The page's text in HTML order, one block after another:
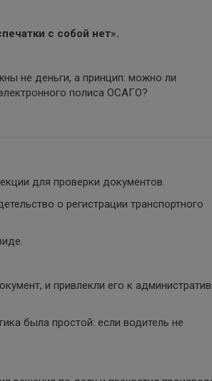
с собой нет».
не деньги, а принцип: можно ли
полиса ОСАГО?
для проверки документов.
о регистрации транспортного
и привлекли его к
была простой: если водитель не